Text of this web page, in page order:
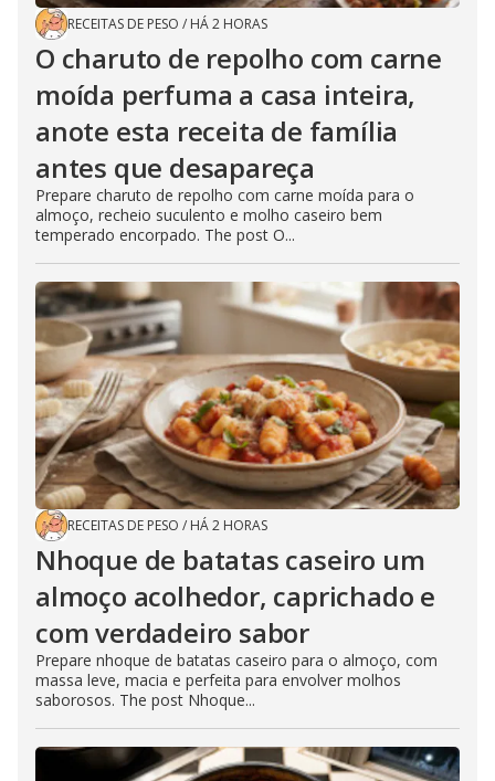
RECEITAS DE PESO / HÁ 2 HORAS
O charuto de repolho com carne
moída perfuma a casa inteira,
anote esta receita de família
antes que desapareça
Prepare charuto de repolho com carne moída para o
almoço, recheio suculento e molho caseiro bem
temperado encorpado. The post O...
RECEITAS DE PESO / HÁ 2 HORAS
Nhoque de batatas caseiro um
almoço acolhedor, caprichado e
com verdadeiro sabor
Prepare nhoque de batatas caseiro para o almoço, com
massa leve, macia e perfeita para envolver molhos
saborosos. The post Nhoque...